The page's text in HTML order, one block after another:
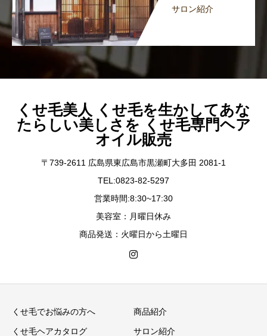
サロン紹介
くせ毛美人 くせ毛を生かしてあな
たらしい美しさを くせ毛専門ヘア
オイル販売
〒739-2611 広島県東広島市黒瀬町大多田 2081-1
TEL:0823-82-5297
営業時間:8:30~17:30
美容室：月曜日休み
商品発送：火曜日から土曜日
くせ毛でお悩みの方へ 商品紹介
くせ毛ヘアカタログ サロン紹介